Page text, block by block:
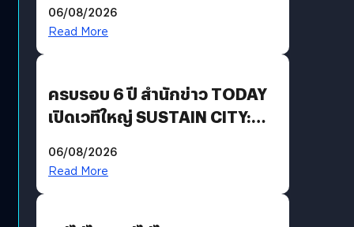
Revenue เร่งเครื่อง New
06/08/2026
Read More
ครบรอบ 6 ปี สำนักข่าว TODAY
เปิดเวทีใหญ่ SUSTAIN CITY:
แนวทางปรับตัวสู่เศรษฐกิจสี
06/08/2026
Read More